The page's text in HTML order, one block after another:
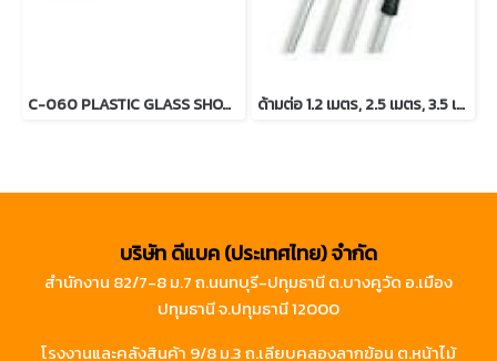
C-060 PLASTIC GLASS SHOVEL ด้ามต่อ 1.2 เมตร, 2.5 เมตร, 3.5 เมตร และ 4.5 เมตร
บริษัท ดีแบค (ประเทศไทย) จำกัด
สำนักงาน 82/7-8 ม.7 ถ.นนทบุรี-ปทุมธานี ต.บางคูวัด อ.เมือง
ปทุมธานี จ.ปทุมธานี 12000
โรงงานและคลังสินค้า 9/8 ม.3 ถ.เลียบคลองลากฆ้อน ต.หน้าไม้